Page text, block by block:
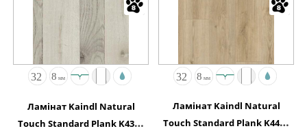
Ламінат Kaindl Natural
Touch Standard Plank K4360
Ламінат Kaindl Natural
Touch Standard Plank K4420